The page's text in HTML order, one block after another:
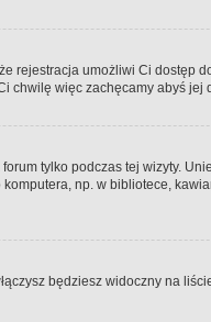
rejestracja umożliwi Ci
chwilę więc zachęcamy abyś jej
tylko podczas tej wizyty.
np. w bibliotece,
będziesz widoczny na